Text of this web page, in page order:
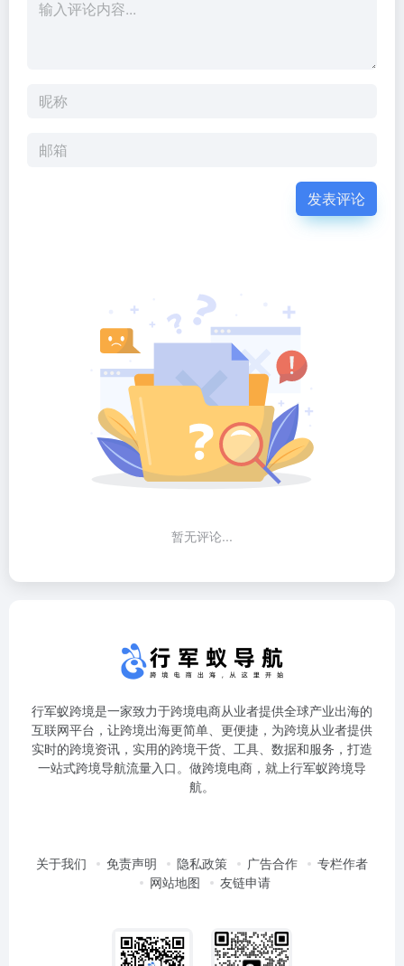
发表评论
暂无评论...
行军蚁跨境是一家致力于跨境电商从业者提供全球产业出海的
互联网平台，让跨境出海更简单、更便捷，为跨境从业者提供
实时的跨境资讯，实用的跨境干货、工具、数据和服务，打造
一站式跨境导航流量入口。做跨境电商，就上行军蚁跨境导
航。
关于我们 免责声明 隐私政策 广告合作
专栏作者
网站地图
友链申请